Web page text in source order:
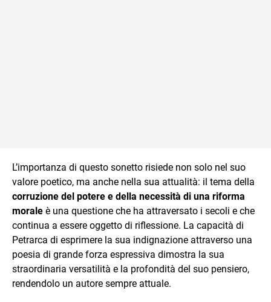
L’importanza di questo sonetto risiede non solo nel suo
valore poetico, ma anche nella sua attualità: il tema della
corruzione del potere e della necessità di una riforma
morale è una questione che ha attraversato i secoli e che
continua a essere oggetto di riflessione. La capacità di
Petrarca di esprimere la sua indignazione attraverso una
poesia di grande forza espressiva dimostra la sua
straordinaria versatilità e la profondità del suo pensiero,
rendendolo un autore sempre attuale.